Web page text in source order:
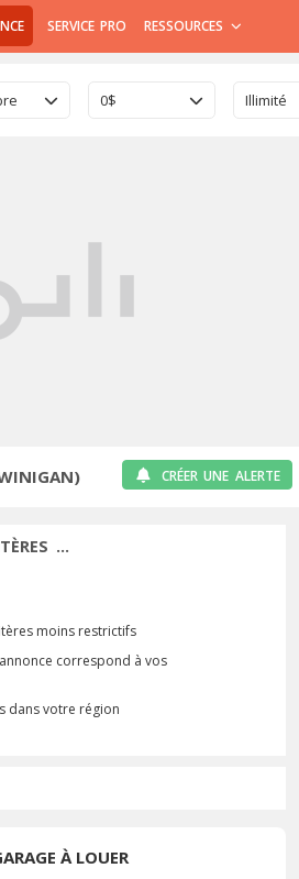
SERVICE PRO RESSOURCES
0$ Illimité
CRÉER UNE ALERTE
...
moins restrictifs
correspond à vos
dans votre région
À LOUER